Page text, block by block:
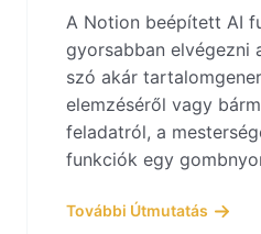
A Notion beépített AI
gyorsabban elvégezni
szó akár
elemzéséről vagy
feladatról, a
funkciók egy
További Útmutatás